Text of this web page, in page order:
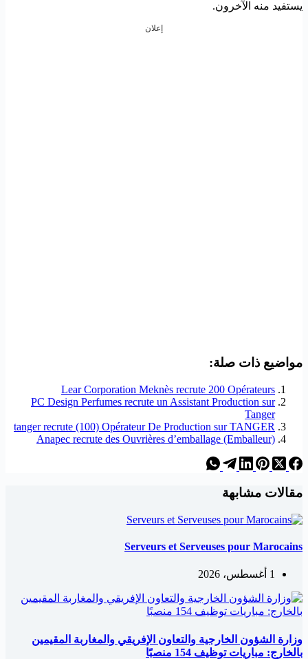
يستفيد منه الآخرون.
إعلان
مواضيع ذات صلة:
Lear Corporation Meknès recrute 200 Opérateurs
PC Design Perfumes recrute un Assistant Production sur
Tanger
tanger recrute (100) Opérateur De Production sur TANGER
Anapec recrute des Ouvrières d’emballage (Emballeur)
مقالات مشابهة
Serveurs et Serveuses pour Marocains
1 أغسطس، 2026
وزارة الشؤون الخارجية والتعاون الإفريقي والمغاربة المقيمين
بالخارج: مباريات توظيف 154 منصبًا